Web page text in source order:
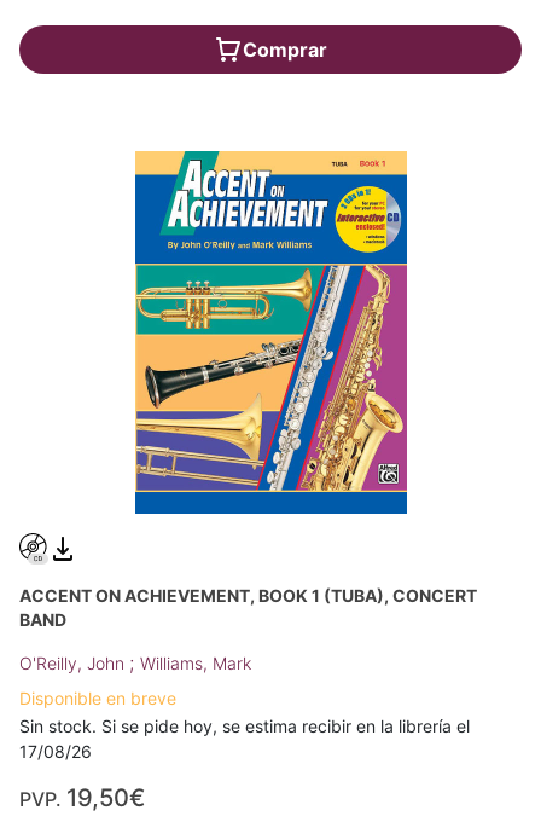
Comprar
ACCENT ON ACHIEVEMENT, BOOK 1 (TUBA), CONCERT
BAND
O'Reilly, John ; Williams, Mark
Disponible en breve
Sin stock. Si se pide hoy, se estima recibir en la librería el
17/08/26
PVP. 19,50€